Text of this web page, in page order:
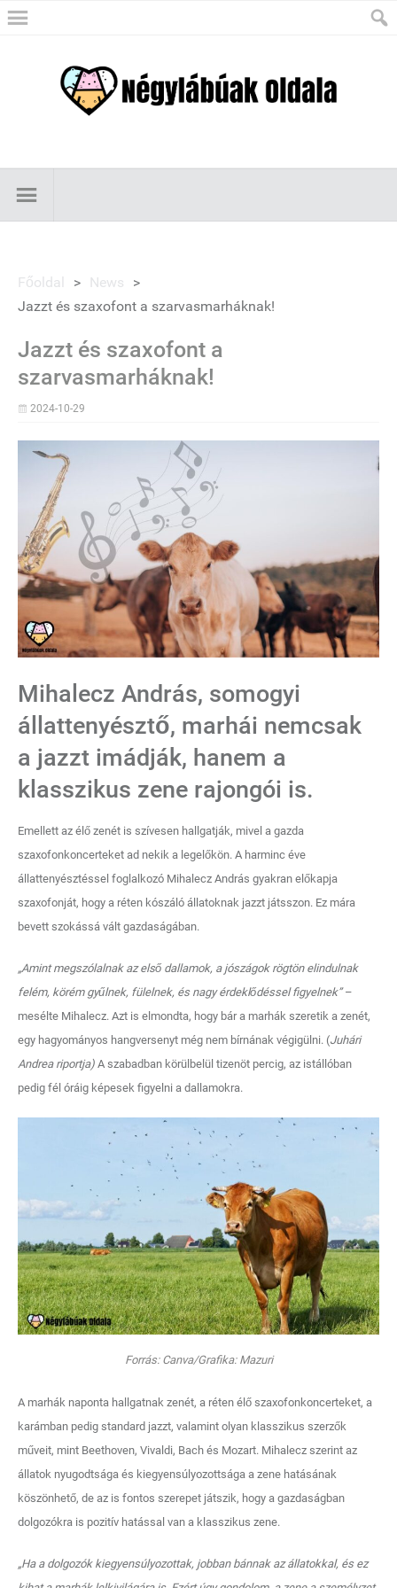
Főoldal > News
>
Jazzt és szaxofont a szarvasmarháknak!
Jazzt és szaxofont a
szarvasmarháknak!
2024-10-29
Mihalecz András, somogyi
állattenyésztő, marhái nemcsak
a jazzt imádják, hanem a
klasszikus zene rajongói is.
Emellett az élő zenét is szívesen hallgatják, mivel a gazda
szaxofonkoncerteket ad nekik a legelőkön. A harminc éve
állattenyésztéssel foglalkozó Mihalecz András gyakran előkapja
szaxofonját, hogy a réten kószáló állatoknak jazzt játsszon. Ez mára
bevett szokássá vált gazdaságában.
„Amint megszólalnak az első dallamok, a jószágok rögtön elindulnak
felém, körém gyűlnek, fülelnek, és nagy érdeklődéssel figyelnek”–
mesélte Mihalecz. Azt is elmondta, hogy bár a marhák szeretik a zenét,
egy hagyományos hangversenyt még nem bírnának végigülni. (Juhári
Andrea riportja) A szabadban körülbelül tizenöt percig, az istállóban
pedig fél óráig képesek figyelni a dallamokra.
Forrás: Canva/Grafika: Mazuri
A marhák naponta hallgatnak zenét, a réten élő szaxofonkoncerteket, a
karámban pedig standard jazzt, valamint olyan klasszikus szerzők
műveit, mint Beethoven, Vivaldi, Bach és Mozart. Mihalecz szerint az
állatok nyugodtsága és kiegyensúlyozottsága a zene hatásának
köszönhető, de az is fontos szerepet játszik, hogy a gazdaságban
dolgozókra is pozitív hatással van a klasszikus zene.
„Ha a dolgozók kiegyensúlyozottak, jobban bánnak az állatokkal, és ez